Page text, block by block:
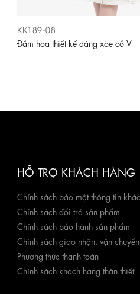
KK189-08
Đầm hoa thiết kế dáng xòe cổ V
HỖ TRỢ KHÁCH HÀNG
Chính sách bảo mật thông tin
Chính sách đổi trả sản phẩm
Chính sách bảo hành sản phẩm
Chính sách giao nhận, vận chuyển
Phương thức thanh toán
Chính sách khách hàng thân thiết